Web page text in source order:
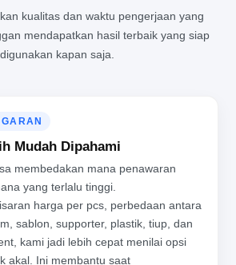
kualitas dan waktu pengerjaan yang
mendapatkan hasil terbaik yang siap
digunakan kapan saja.
Mudah Dipahami
membedakan mana penawaran
yang terlalu tinggi.
harga per pcs, perbedaan antara
sablon, supporter, plastik, tiup, dan
kami jadi lebih cepat menilai opsi
akal. Ini membantu saat